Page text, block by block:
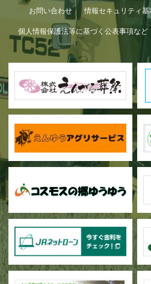
お問い合わせ 情報セキュリティ基
個人情報保護法等に基づく公表事項など